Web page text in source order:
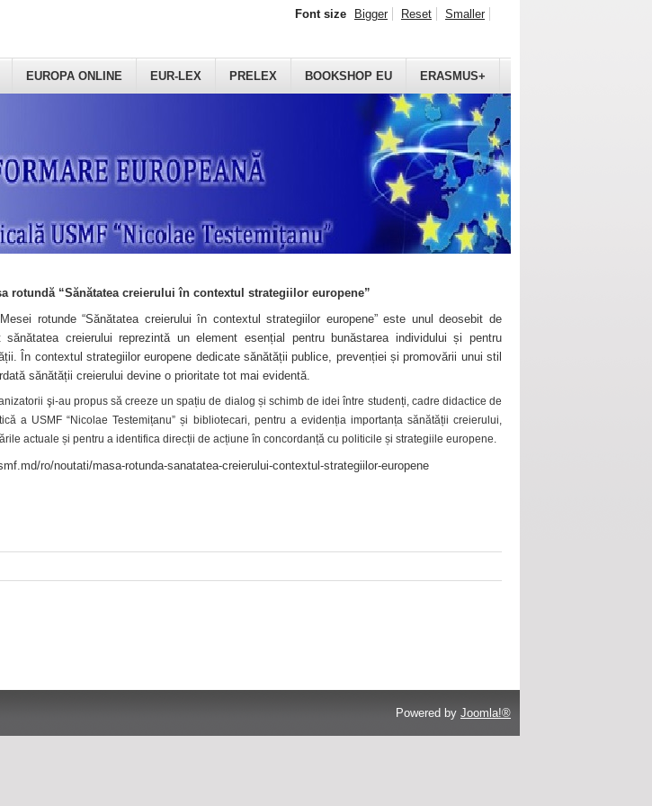
EUROPA ONLINE EUR-LEX PRELEX BOOKSHOP EU ERASMUS+
Font size Bigger Reset Smaller
rotundă “Sănătatea creierului în contextul strategiilor europene”
rotunde “Sănătatea creierului în contextul strategiilor europene” este unul deosebit de
creierului reprezintă un element esențial pentru bunăstarea individului și pentru
În contextul strategiilor europene dedicate sănătății publice, prevenției și promovării unui stil
sănătății creierului devine o prioritate tot mai evidentă.
şi-au propus să creeze un spațiu de dialog și schimb de idei între studenți, cadre didactice de
a USMF “Nicolae Testemițanu” și bibliotecari, pentru a evidenția importanța sănătății creierului,
actuale și pentru a identifica direcții de acțiune în concordanță cu politicile și strategiile europene.
ro/noutati/masa-rotunda-sanatatea-creierului-contextul-strategiilor-europene
Powered by Joomla!®